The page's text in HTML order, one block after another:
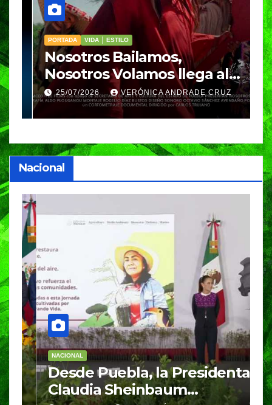
PORTADA VIDA │ ESTILO
Nosotros Bailamos,
Nosotros Volamos llega al
GIFF
25/07/2026 VERÓNICA ANDRADE CRUZ
Nacional
NACIONAL
Desde Puebla, la Presidenta
Claudia Sheinbaum